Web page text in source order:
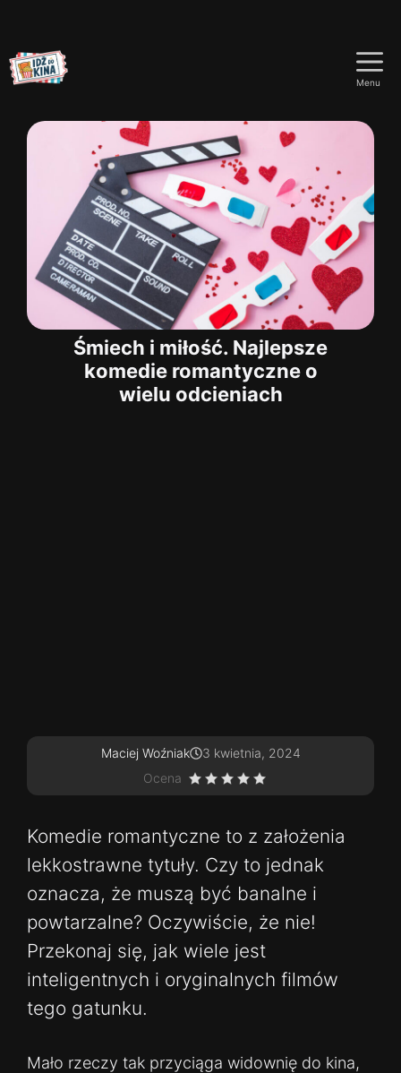
do
treści
Menu
Śmiech i miłość. Najlepsze
komedie romantyczne o
wielu odcieniach
Maciej Woźniak
3 kwietnia, 2024
Ocena
Komedie romantyczne to z założenia
lekkostrawne tytuły. Czy to jednak
oznacza, że muszą być banalne i
powtarzalne? Oczywiście, że nie!
Przekonaj się, jak wiele jest
inteligentnych i oryginalnych filmów
tego gatunku.
Mało rzeczy tak przyciąga widownię do kina,